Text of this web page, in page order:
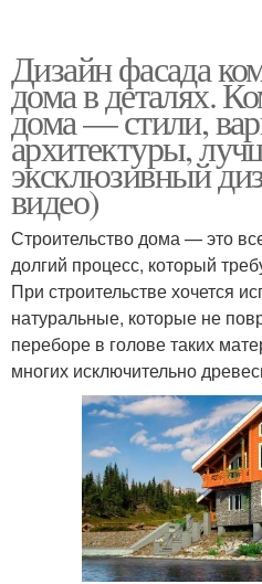
Дизайн фасада
дома в деталях.
дома — стили,
архитектуры,
эксклюзивный
видео)
Строительство дома — это
долгий процесс, который
При строительстве хочется
натуральные, которые не
переборе в голове таких
многих исключительно